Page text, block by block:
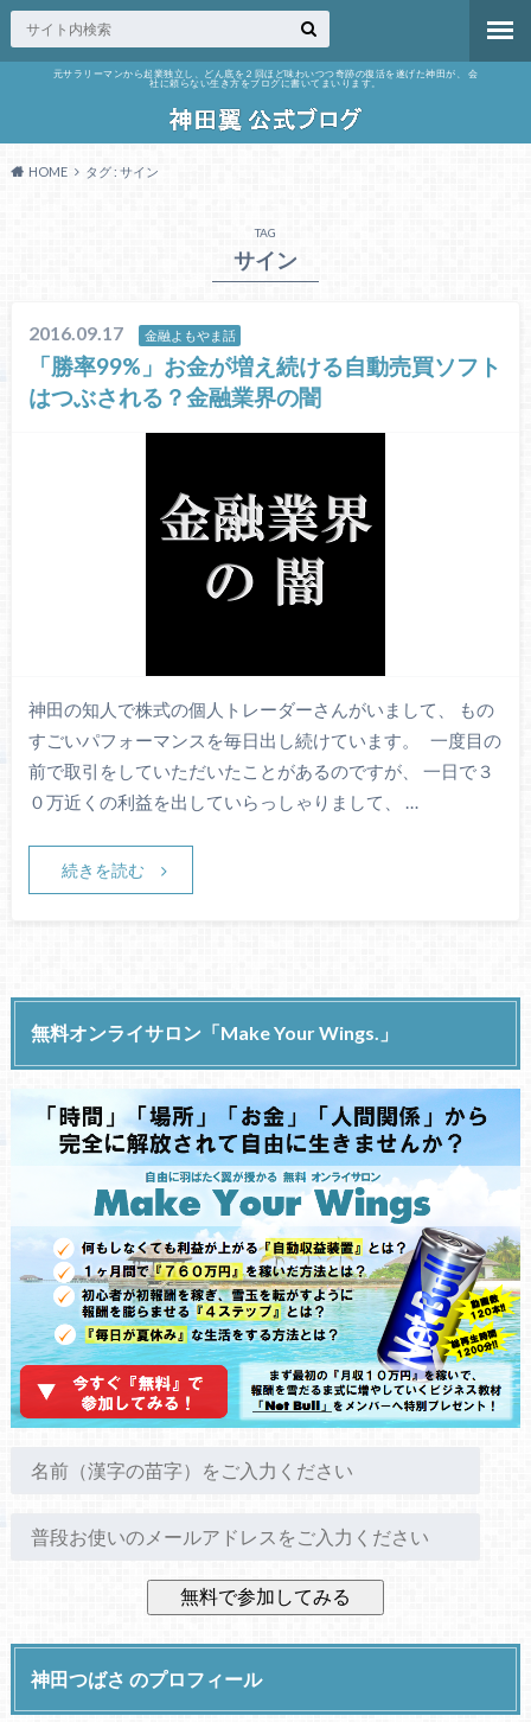
元サラリーマンから起業独立し、どん底を２回ほど味わいつつ奇跡の復活を遂げた神田が、 会
社に頼らない生き方をブログに書いてまいります。
HOME タグ : サイン
TAG
サイン
2016.09.17 金融よもやま話
「勝率99%」お金が増え続ける自動売買ソフト
はつぶされる？金融業界の闇
神田の知人で株式の個人トレーダーさんがいまして、 もの
すごいパフォーマンスを毎日出し続けています。 一度目の
前で取引をしていただいたことがあるのですが、 一日で３
０万近くの利益を出していらっしゃりまして、 …
続きを読む
無料オンライサロン「Make Your Wings.」
神田つばさ のプロフィール